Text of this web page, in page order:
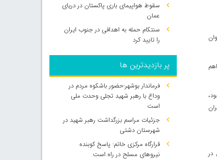
در
سقوط هواپیمای باری پاکستان در دریای
عمان
سنتکام حمله به اهدافی در جنوب ایران
را تایید کرد
پر بازدیدترین ها
فرماندار بوشهر:حضور باشکوه مردم در
وداع با رهبر شهید تجلی وحدت ملی
است
جزئیات مراسم بزرگداشت رهبر شهید در
شهرستان دشتی
قرارگاه مرکزی خاتم: پاسخ کوبنده
نیروهای مسلح در راه است